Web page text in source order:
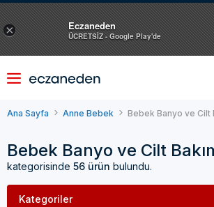
Ana Sayfa Anne Bebek Bebek Banyo ve Cilt
Bebek Banyo ve Cilt
kategorisinde 56 ürün bulundu.
Kategoriler
× Eczaneden
ÜCRETSİZ - Google Play'de